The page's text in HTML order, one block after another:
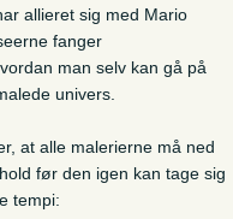
allieret sig med Mario
fanger
man selv kan gå på
univers.
at alle malerierne må ned
før den igen kan tage sig
tempi: